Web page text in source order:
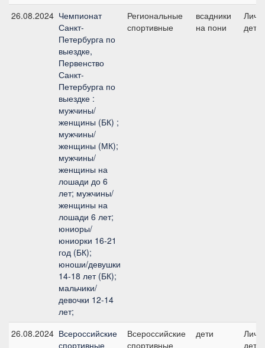
26.08.2024 Чемпионат
Санкт-
Петербурга по
выездке,
Первенство
Санкт-
Петербурга по
выездке :
мужчины/
женщины (БК) ;
мужчины/
женщины (МК);
мужчины/
женщины на
лошади до 6
лет; мужчины/
женщины на
лошади 6 лет;
юниоры/
юниорки 16-21
год (БК);
юноши/девушки
14-18 лет (БК);
мальчики/
девочки 12-14
лет;
Региональные
спортивные
всадники
на пони
дети
26.08.2024 Всероссийские
спортивные
Всероссийские
спортивные
дети
дети